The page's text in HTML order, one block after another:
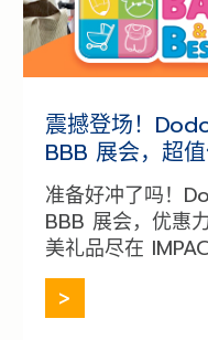
震撼登场！
BBB 展会，超
准备好冲了吗！
BBB 展会，优惠
美礼品尽在
Thani，给宝宝最
注意啦！全泰最